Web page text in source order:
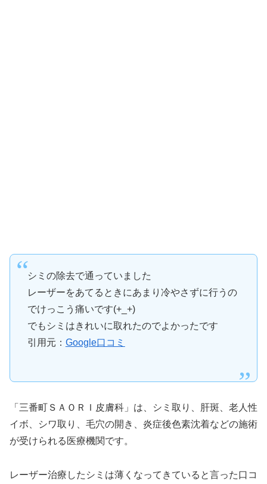
シミの除去で通っていました
レーザーをあてるときにあまり冷やさずに行うの
でけっこう痛いです(+_+)
でもシミはきれいに取れたのでよかったです
引用元： Google口コミ
「三番町ＳＡＯＲＩ皮膚科」は、シミ取り、肝斑、老人性
イボ、シワ取り、毛穴の開き、炎症後色素沈着などの施術
が受けられる医療機関です。
レーザー治療したシミは薄くなってきていると言った口コ